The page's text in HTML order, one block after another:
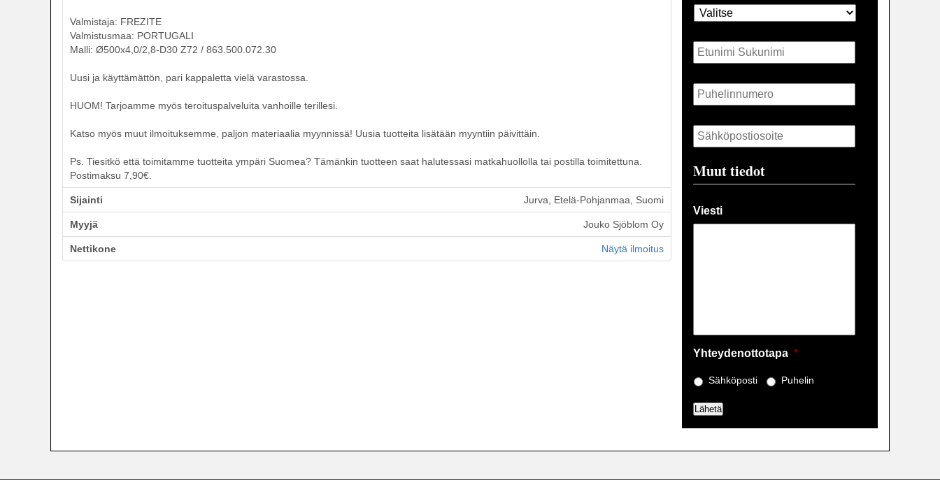
Valmistaja: FREZITE
Valmistusmaa: PORTUGALI
Malli: Ø500x4,0/2,8-D30 Z72 / 863.500.072.30
Uusi ja käyttämättön, pari kappaletta vielä varastossa.
HUOM! Tarjoamme myös teroituspalveluita vanhoille terillesi.
Katso myös muut ilmoituksemme, paljon materiaalia myynnissä! Uusia tuotteita lisätään myyntiin päivittäin.
Ps. Tiesitkö että toimitamme tuotteita ympäri Suomea? Tämänkin tuotteen saat halutessasi matkahuollolla tai postilla toimitettuna.
Postimaksu 7,90€.
Sijainti Jurva, Etelä-Pohjanmaa, Suomi
Myyjä Jouko Sjöblom Oy
Nettikone Näytä ilmoitus
Nimi *
Puhelin *
Sähköposti *
Muut tiedot
Viesti
Yhteydenottotapa *
Sähköposti Puhelin
Lähetä